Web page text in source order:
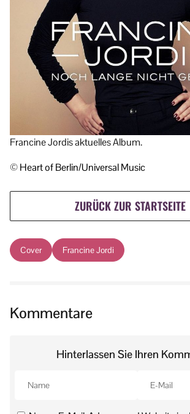
Francine Jordis aktuelles Album.
© Heart of Berlin/Universal Music
ZURÜCK ZUR
Cover Francine Jordi
Kommentare
Hinterlassen Sie Ihren